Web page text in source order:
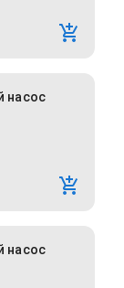
насос
насос